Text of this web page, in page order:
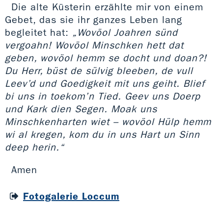
Die alte Küsterin erzählte mir von einem
Gebet, das sie ihr ganzes Leben lang
begleitet hat: „Wovöol Joahren sünd
vergoahn! Wovöol Minschken hett dat
geben, wovöol hemm se docht und doan?!
Du Herr, büst de sülvig bleeben, de vull
Leev’d und Goedigkeit mit uns geiht. Blief
bi uns in toekom’n Tied. Geev uns Doerp
und Kark dien Segen. Moak uns
Minschkenharten wiet – wovöol Hülp hemm
wi al kregen, kom du in uns Hart un Sinn
deep herin.“
Amen
Fotogalerie Loccum